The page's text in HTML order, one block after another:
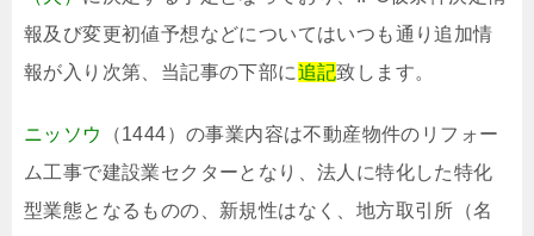
報及び変更初値予想などについてはいつも通り追加情
報が入り次第、当記事の下部に追記致します。
ニッソウ
（1444）の事業内容は不動産物件のリフォー
ム工事で建設業セクターとなり、法人に特化した特化
型業態となるものの、新規性はなく、地方取引所（名